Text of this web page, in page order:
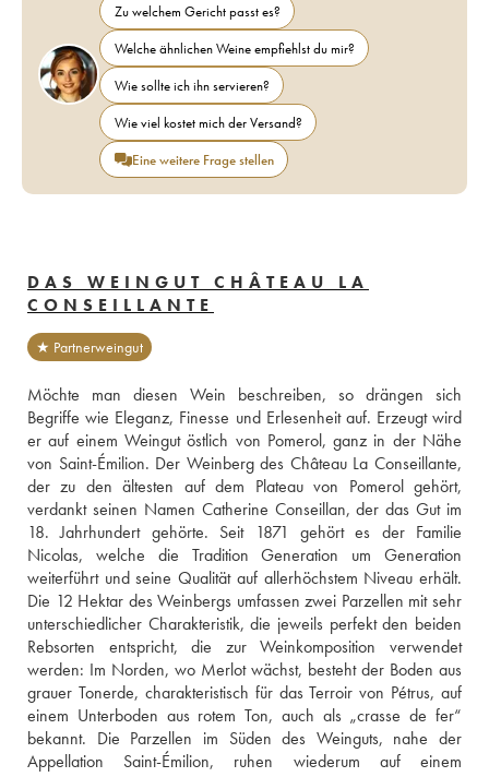
Zu welchem Gericht passt es?
Welche ähnlichen Weine empfiehlst du mir?
Wie sollte ich ihn servieren?
Wie viel kostet mich der Versand?
Eine weitere Frage stellen
DAS WEINGUT CHÂTEAU LA
CONSEILLANTE
★ Partnerweingut
Möchte man diesen Wein beschreiben, so drängen sich
Begriffe wie Eleganz, Finesse und Erlesenheit auf. Erzeugt wird
er auf einem Weingut östlich von Pomerol, ganz in der Nähe
von Saint-Émilion. Der Weinberg des Château La Conseillante,
der zu den ältesten auf dem Plateau von Pomerol gehört,
verdankt seinen Namen Catherine Conseillan, der das Gut im
18. Jahrhundert gehörte. Seit 1871 gehört es der Familie
Nicolas, welche die Tradition Generation um Generation
weiterführt und seine Qualität auf allerhöchstem Niveau erhält.
Die 12 Hektar des Weinbergs umfassen zwei Parzellen mit sehr
unterschiedlicher Charakteristik, die jeweils perfekt den beiden
Rebsorten entspricht, die zur Weinkomposition verwendet
werden: Im Norden, wo Merlot wächst, besteht der Boden aus
grauer Tonerde, charakteristisch für das Terroir von Pétrus, auf
einem Unterboden aus rotem Ton, auch als „crasse de fer“
bekannt. Die Parzellen im Süden des Weinguts, nahe der
Appellation Saint-Émilion, ruhen wiederum auf einem